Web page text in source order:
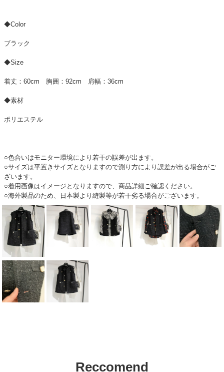
◆Color
ブラック
◆Size
着丈：60cm 胸囲：92cm 肩幅：36cm
◆素材
ポリエステル
○色合いはモニター環境により若干の誤差が出ます。
○サイズは平置きサイズとなりますので測り方により誤差が出る場合がご
ざいます。
○着用画像はイメージとなりますので、商品詳細ご確認ください。
○海外製品のため、日本製より縫製等が若干劣る場合がございます。
Reccomend